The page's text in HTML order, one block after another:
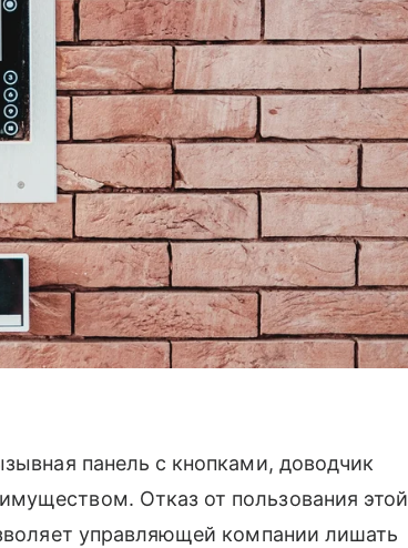
панель с кнопками, доводчик
Отказ от пользования этой
управляющей компании лишать